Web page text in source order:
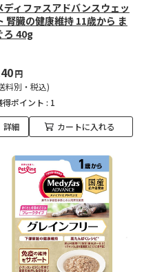
ディファスアドバンスウェッ
腎臓の健康維持 11歳から ま
ろ 40g
円
料別・税込)
得ポイント : 1
詳細 カートに入れる